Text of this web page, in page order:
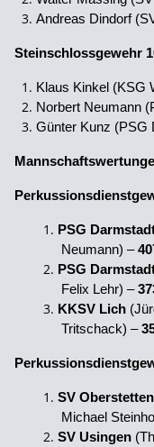
Andreas Dindorf
Steinschlossgewehr
Klaus Kinkel (KSG
Norbert Neumann
Günter Kunz (PSG
PSG
Neumann) –
PSG Darmstadt
Felix Lehr) –
KKSV Lich
Tritschack) –
SV Oberstetten
Michael
SV Usingen